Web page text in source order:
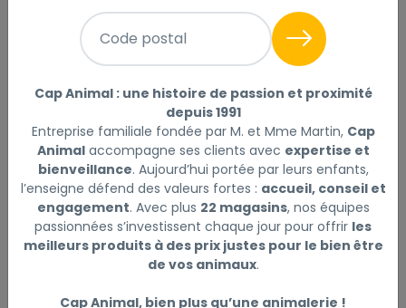
ORJ REGIONAL RED 11,4 KG
ORIJEN|Réf : 064992184124
Lire la suite
Ce produit n'est plus disponible
Laisser un avis
Code postal
Cap Animal : une histoire de passion et proximité
depuis 1991
Entreprise familiale fondée par M. et Mme Martin, Cap
Animalaccompagne ses clients avec expertise et
bienveillance. Aujourd’hui portée par leurs enfants,
l’enseigne défend des valeurs fortes : accueil, conseil et
engagement. Avec plus 22 magasins, nos équipes
passionnées s’investissent chaque jour pour offrir les
meilleurs produits à des prix justes pour le bien être
de vos animaux.
Cap Animal, bien plus qu’une animalerie !